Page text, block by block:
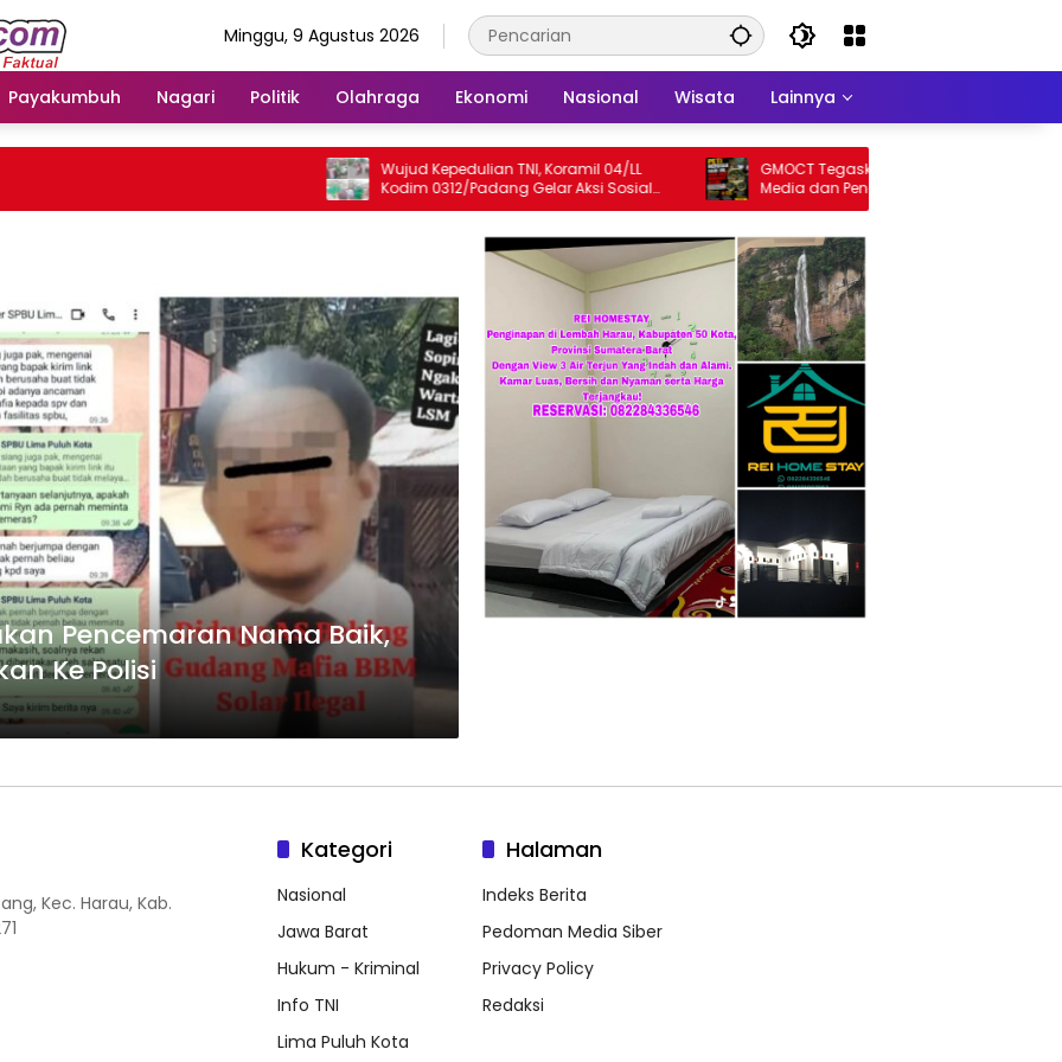
Minggu, 9 Agustus 2026
Payakumbuh Nagari Politik Olahraga Ekonomi Nasional Wisata Lainnya
Wujud Kepedulian TNI, Koramil 04/LL
Kodim 0312/Padang Gelar Aksi Sosial
Jum’at Berkah untuk Masyarakat
GMOCT Tegaskan Pentingnya Sinergi
Media dan Penegakan Hukum Demi
Masa Depan Kabupaten Limapuluh Kota
Pencemaran Nama Baik,
Ke Polisi
Kec. Harau, Kab.
Kategori
Nasional
Jawa Barat
Hukum - Kriminal
Info TNI
Lima Puluh Kota
Halaman
Indeks Berita
Pedoman Media Siber
Privacy Policy
Redaksi